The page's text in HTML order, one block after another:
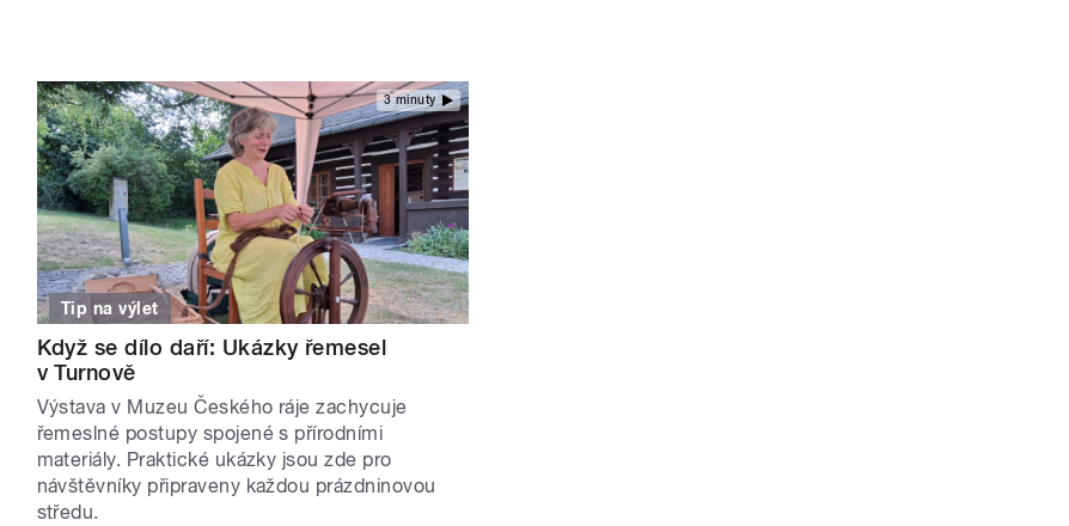
3 minuty
Tip na výlet
Když se dílo daří: Ukázky řemesel
v Turnově
Výstava v Muzeu Českého ráje zachycuje
řemeslné postupy spojené s přírodními
materiály. Praktické ukázky jsou zde pro
návštěvníky připraveny každou prázdninovou
středu.